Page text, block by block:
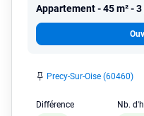
Appartement 45 m² -
Precy-Sur-Oise (60460)
Différence
Nb.